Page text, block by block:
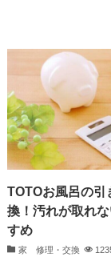
TOTOお風呂の引
換！汚れが取れ
すめ
家 修理・交換